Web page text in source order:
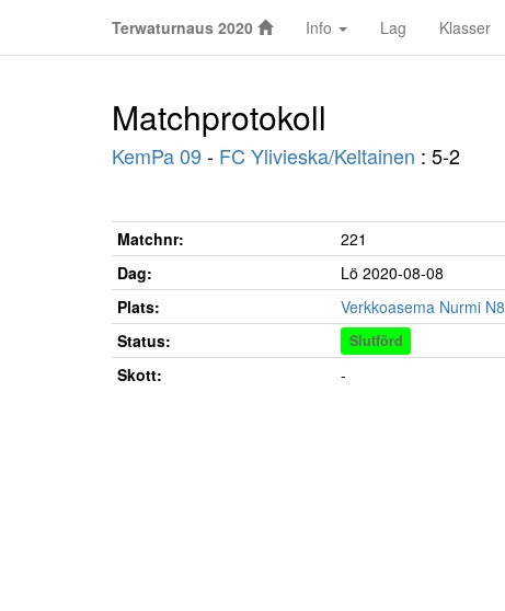
Terwaturnaus 2020 Info Lag Klasser
Matchprotokoll
KemPa 09 - FC Ylivieska/Keltainen : 5-2
Matchnr: 221
Dag:
Lö 2020-08-08
Plats:
Verkkoasema Nurmi N8
Status:
Slutförd
Skott:
-